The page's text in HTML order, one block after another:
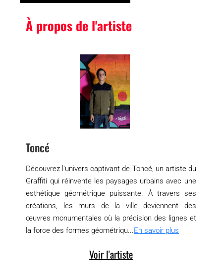
À propos de l'artiste
Toncé
Découvrez l’univers captivant de Toncé, un artiste du
Graffiti qui réinvente les paysages urbains avec une
esthétique géométrique puissante. À travers ses
créations, les murs de la ville deviennent des
œuvres monumentales où la précision des lignes et
la force des formes géométriqu...En savoir plus
Voir l'artiste